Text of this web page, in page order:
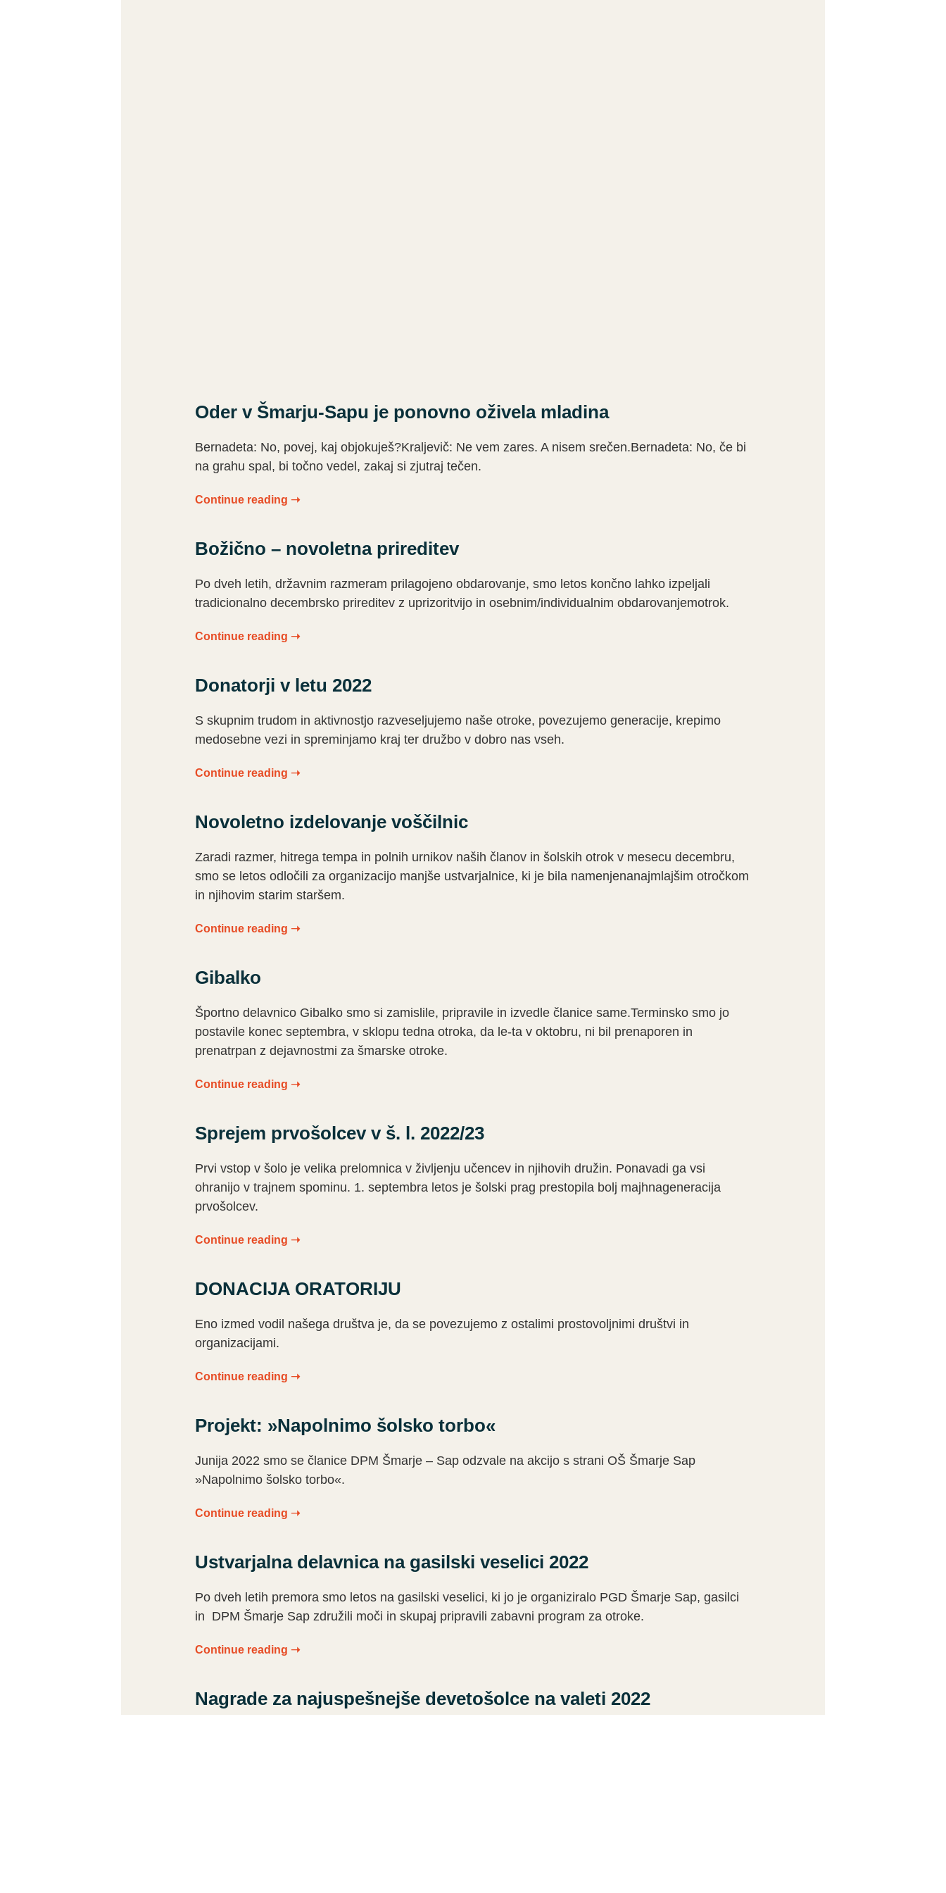
Oder v Šmarju-Sapu je ponovno oživela mladina
Bernadeta: No, povej, kaj objokuješ?Kraljevič: Ne vem zares. A nisem srečen.Bernadeta: No, če bi
na grahu spal, bi točno vedel, zakaj si zjutraj tečen.
Continue reading ➝
Božično – novoletna prireditev
Po dveh letih, državnim razmeram prilagojeno obdarovanje, smo letos končno lahko izpeljali
tradicionalno decembrsko prireditev z uprizoritvijo in osebnim/individualnim obdarovanjemotrok.
Continue reading ➝
Donatorji v letu 2022
S skupnim trudom in aktivnostjo razveseljujemo naše otroke, povezujemo generacije, krepimo
medosebne vezi in spreminjamo kraj ter družbo v dobro nas vseh.
Continue reading ➝
Novoletno izdelovanje voščilnic
Zaradi razmer, hitrega tempa in polnih urnikov naših članov in šolskih otrok v mesecu decembru,
smo se letos odločili za organizacijo manjše ustvarjalnice, ki je bila namenjenanajmlajšim otročkom
in njihovim starim staršem.
Continue reading ➝
Gibalko
Športno delavnico Gibalko smo si zamislile, pripravile in izvedle članice same.Terminsko smo jo
postavile konec septembra, v sklopu tedna otroka, da le-ta v oktobru, ni bil prenaporen in
prenatrpan z dejavnostmi za šmarske otroke.
Continue reading ➝
Sprejem prvošolcev v š. l. 2022/23
Prvi vstop v šolo je velika prelomnica v življenju učencev in njihovih družin. Ponavadi ga vsi
ohranijo v trajnem spominu. 1. septembra letos je šolski prag prestopila bolj majhnageneracija
prvošolcev.
Continue reading ➝
DONACIJA ORATORIJU
Eno izmed vodil našega društva je, da se povezujemo z ostalimi prostovoljnimi društvi in
organizacijami.
Continue reading ➝
Projekt: »Napolnimo šolsko torbo«
Junija 2022 smo se članice DPM Šmarje – Sap odzvale na akcijo s strani OŠ Šmarje Sap
»Napolnimo šolsko torbo«.
Continue reading ➝
Ustvarjalna delavnica na gasilski veselici 2022
Po dveh letih premora smo letos na gasilski veselici, ki jo je organiziralo PGD Šmarje Sap, gasilci
in DPM Šmarje Sap združili moči in skupaj pripravili zabavni program za otroke.
Continue reading ➝
Nagrade za najuspešnejše devetošolce na valeti 2022